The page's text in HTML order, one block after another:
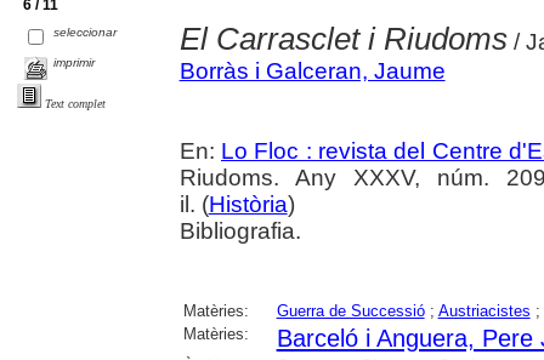
6 / 11
seleccionar
imprimir
Text complet
El Carrasclet i Riudoms/
Borràs i Galceran, Jaume
En: Lo Floc : revista del Centre
Riudoms. Any XXXV, núm.
il. (Història)
Bibliografia.
Matèries: Guerra de Successió; Austriacistes ;
Matèries:
Barceló i Anguera, Pere